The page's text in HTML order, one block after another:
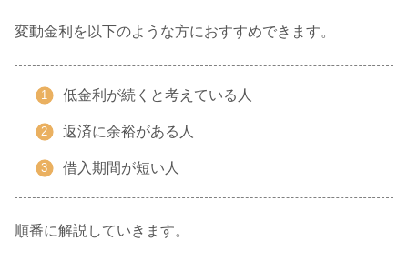
変動金利を以下のような方におすすめできます。
低金利が続くと考えている人
返済に余裕がある人
借入期間が短い人
順番に解説していきます。